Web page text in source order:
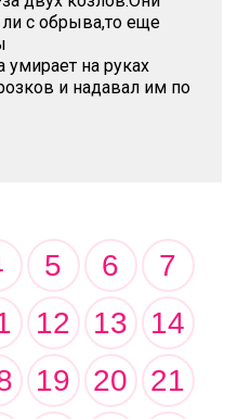
с обрыва,то еще
на руках
и надавал им по
5 6
7
12 13
14
19 20
21